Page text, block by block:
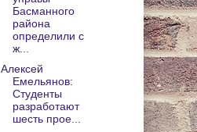
Басманного
района
определили с
ж...
Алексей
Емельянов:
Студенты
разработают
шесть прое...